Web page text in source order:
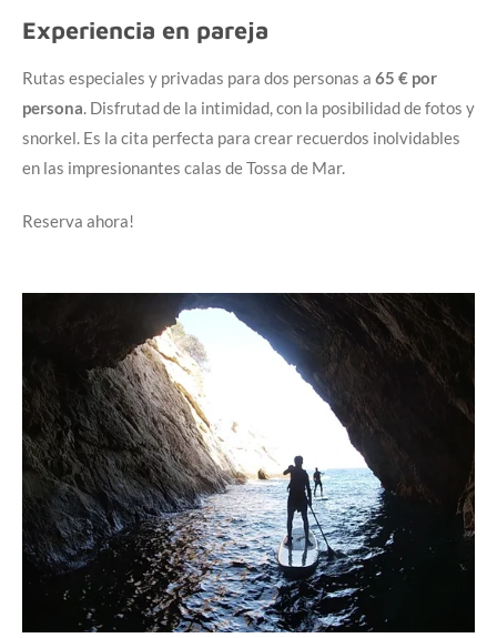
Experiencia en pareja
Rutas especiales y privadas para dos personas a 65 € por
persona. Disfrutad de la intimidad, con la posibilidad de fotos y
snorkel. Es la cita perfecta para crear recuerdos inolvidables
en las impresionantes calas de Tossa de Mar.
Reserva ahora!